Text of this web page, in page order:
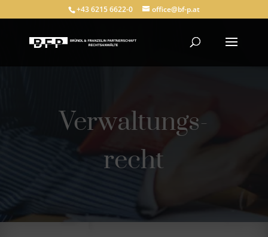
+43 6215 6622-0 office@bf-p.at
Verwaltungs-
recht